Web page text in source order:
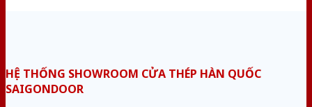
HỆ THỐNG SHOWROOM CỬA THÉP HÀN QUỐC
SAIGONDOOR